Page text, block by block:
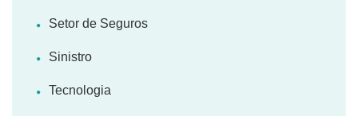
Setor de Seguros
Sinistro
Tecnologia